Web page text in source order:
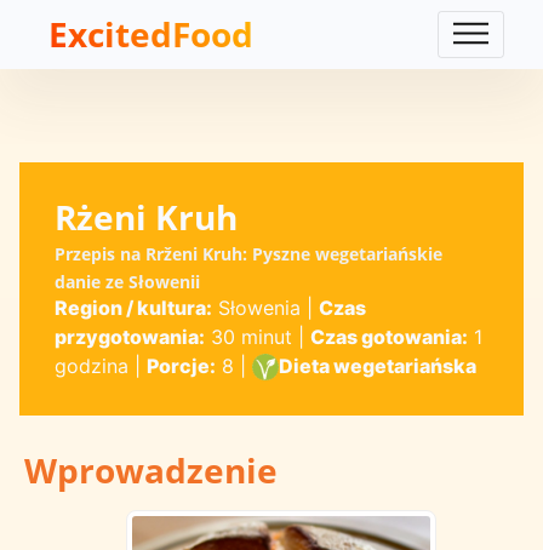
ExcitedFood
Rżeni Kruh
Przepis na Rrženi Kruh: Pyszne wegetariańskie
danie ze Słowenii
Region / kultura: Słowenia
Czas
przygotowania: 30 minut Czas gotowania: 1
godzina
Porcje: 8 Dieta wegetariańska
Wprowadzenie